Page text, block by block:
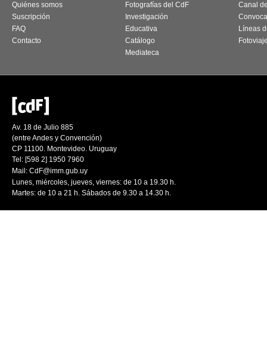
Quiénes somos
Suscripción
FAQ
Contacto
Fotografías del CdF
Investigación
Educativa
Catálogo
Mediateca
Canal
Líneas
Av. 18 de Julio 885
(entre Andes y Convención)
CP 11100. Montevideo. Uruguay
Tel: [598 2] 1950 7960
Mail: CdF@imm.gub.uy
Lunes, miércoles, jueves, viernes: de 10 a 19.30 h.
Martes: de 10 a 21 h. Sábados de 9.30 a 14.30 h.